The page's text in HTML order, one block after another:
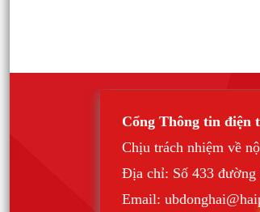
Cổng Thông tin điện
Chịu trách nhiệm về
Địa chỉ: Số 433
Email: